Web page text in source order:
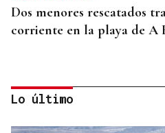
Dos menores rescatados
corriente en la playa de A
Lo último